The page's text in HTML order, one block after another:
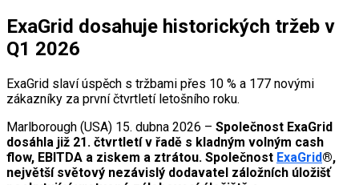
ExaGrid dosahuje historických tržeb v
Q1 2026
ExaGrid slaví úspěch s tržbami přes 10 % a 177 novými
zákazníky za první čtvrtletí letošního roku.
Marlborough (USA) 15. dubna 2026 – Společnost ExaGrid
dosáhla již 21. čtvrtletí v řadě s kladným volným cash
flow, EBITDA a ziskem a ztrátou. Společnost ExaGrid®,
největší světový nezávislý dodavatel záložních úložišť